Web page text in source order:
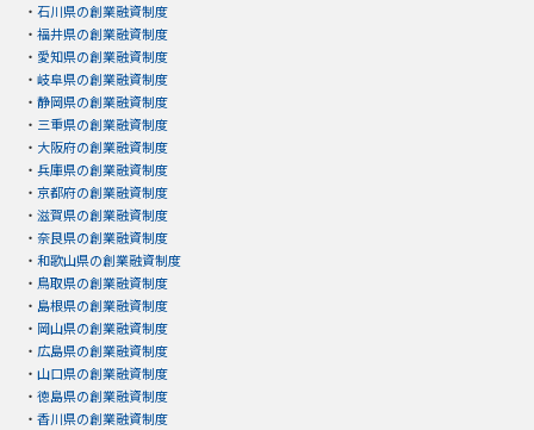
・ 石川県の創業融資制度
・ 福井県の創業融資制度
・ 愛知県の創業融資制度
・ 岐阜県の創業融資制度
・ 静岡県の創業融資制度
・ 三重県の創業融資制度
・ 大阪府の創業融資制度
・ 兵庫県の創業融資制度
・ 京都府の創業融資制度
・ 滋賀県の創業融資制度
・ 奈良県の創業融資制度
・ 和歌山県の創業融資制度
・ 鳥取県の創業融資制度
・ 島根県の創業融資制度
・ 岡山県の創業融資制度
・ 広島県の創業融資制度
・ 山口県の創業融資制度
・ 徳島県の創業融資制度
・ 香川県の創業融資制度